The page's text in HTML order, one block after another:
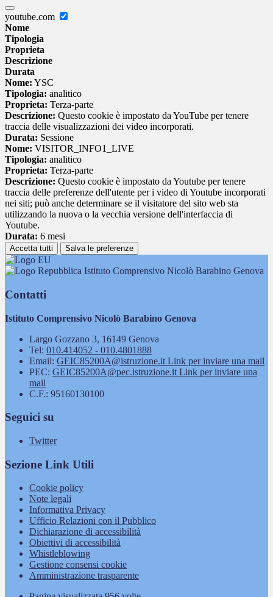
youtube.com
Nome
Tipologia
Proprieta
Descrizione
Durata
Nome: YSC
Tipologia: analitico
Proprieta: Terza-parte
Descrizione: Questo cookie è impostato da YouTube per tenere
traccia delle visualizzazioni dei video incorporati.
Durata: Sessione
Nome: VISITOR_INFO1_LIVE
Tipologia: analitico
Proprieta: Terza-parte
Descrizione: Questo cookie è impostato da Youtube per tenere
traccia delle preferenze dell'utente per i video di Youtube incorporati
nei siti; può anche determinare se il visitatore del sito web sta
utilizzando la nuova o la vecchia versione dell'interfaccia di
Youtube.
Durata: 6 mesi
Accetta tutti Salva le preferenze
Istituto Comprensivo Nicolò Barabino Genova
Contatti
Istituto Comprensivo Nicolò Barabino Genova
Largo Gozzano 3, 16149 Genova
Tel: 010.414052 - 010.4801888
Email: GEIC85200A@istruzione.it Link per inviare una mail
PEC: GEIC85200A@pec.istruzione.it Link per inviare una
mail
C.F.: 95160130100
Seguici su
Twitter
Sezione Link Utili
Cookie policy
Note legali
Informativa Privacy
Ufficio Relazioni con il Pubblico
Dichiarazione di accessibilità
Obiettivi di accessibilità
Whistleblowing
Gestione consensi cookie
Amministrazione trasparente